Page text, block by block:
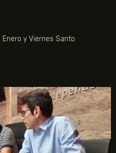
Enero y Viernes Santo